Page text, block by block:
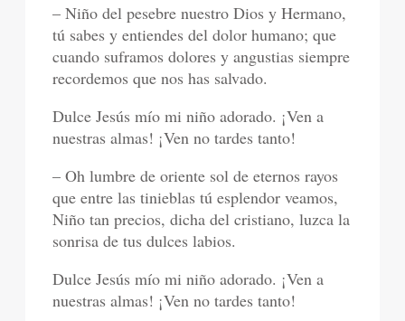
– Niño del pesebre nuestro Dios y Hermano,
tú sabes y entiendes del dolor humano; que
cuando suframos dolores y angustias siempre
recordemos que nos has salvado.
Dulce Jesús mío mi niño adorado. ¡Ven a
nuestras almas! ¡Ven no tardes tanto!
– Oh lumbre de oriente sol de eternos rayos
que entre las tinieblas tú esplendor veamos,
Niño tan precios, dicha del cristiano, luzca la
sonrisa de tus dulces labios.
Dulce Jesús mío mi niño adorado. ¡Ven a
nuestras almas! ¡Ven no tardes tanto!